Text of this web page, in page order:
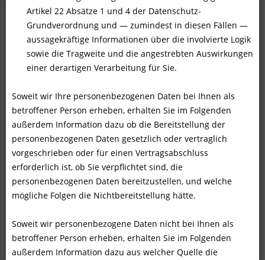
Artikel 22 Absätze 1 und 4 der Datenschutz-
Grundverordnung und — zumindest in diesen Fällen —
aussagekräftige Informationen über die involvierte Logik
sowie die Tragweite und die angestrebten Auswirkungen
einer derartigen Verarbeitung für Sie.
Soweit wir Ihre personenbezogenen Daten bei Ihnen als
betroffener Person erheben, erhalten Sie im Folgenden
außerdem Information dazu ob die Bereitstellung der
personenbezogenen Daten gesetzlich oder vertraglich
vorgeschrieben oder für einen Vertragsabschluss
erforderlich ist, ob Sie verpflichtet sind, die
personenbezogenen Daten bereitzustellen, und welche
mögliche Folgen die Nichtbereitstellung hätte.
Soweit wir personenbezogene Daten nicht bei Ihnen als
betroffener Person erheben, erhalten Sie im Folgenden
außerdem Information dazu aus welcher Quelle die